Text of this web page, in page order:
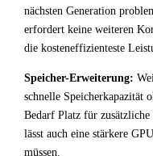
nächsten Generation
erfordert keine weiteren
die kosteneffizienteste
Speicher-Erweiterung:
schnelle Speicherkapazität
Bedarf Platz für
lässt auch eine stärkere
müssen.